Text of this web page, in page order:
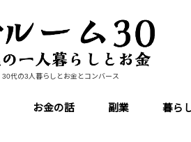
30代の3人暮らしとお金とコンバース
お金の話 副業 暮ら